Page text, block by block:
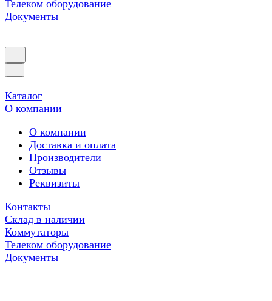
Телеком оборудование
Документы
Каталог
О компании
О компании
Доставка и оплата
Производители
Отзывы
Реквизиты
Контакты
Склад в наличии
Коммутаторы
Телеком оборудование
Документы